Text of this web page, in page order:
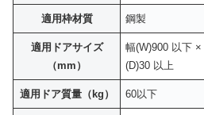
適用枠材質 鋼製
適用ドアサイズ
（mm）
幅(W)900 以下
(D)30 以上
適用ドア質量（kg） 60以下